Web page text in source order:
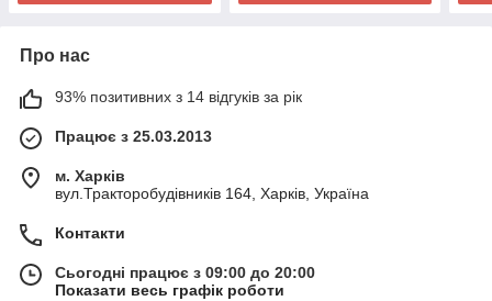
Про нас
93% позитивних з 14 відгуків за рік
Працює з 25.03.2013
м. Харків
вул.Тракторобудівників 164, Харків, Україна
Контакти
Сьогодні працює з 09:00 до 20:00
Показати весь графік роботи